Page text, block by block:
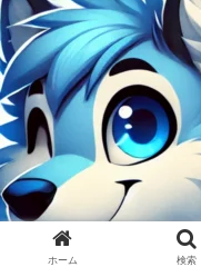
ホーム 検索